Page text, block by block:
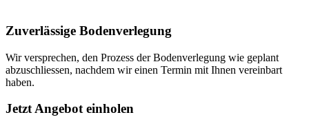
Zuverlässige Bodenverlegung
Wir versprechen, den Prozess der Bodenverlegung wie geplant
abzuschliessen, nachdem wir einen Termin mit Ihnen vereinbart
haben.
Jetzt Angebot einholen